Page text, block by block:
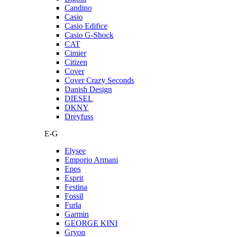
Candino
Casio
Casio Edifice
Casio G-Shock
CAT
Cimier
Citizen
Cover
Cover Crazy Seconds
Danish Design
DIESEL
DKNY
Dreyfuss
E-G
Elysee
Emporio Armani
Epos
Esprit
Festina
Fossil
Furla
Garmin
GEORGE KINI
Gryon